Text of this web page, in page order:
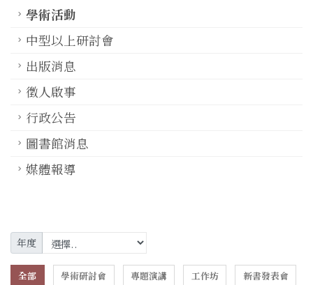
學術活動
中型以上研討會
出版消息
徵人啟事
行政公告
圖書館消息
媒體報導
年度
全部 學術研討會 專題演講 工作坊 新書發表會